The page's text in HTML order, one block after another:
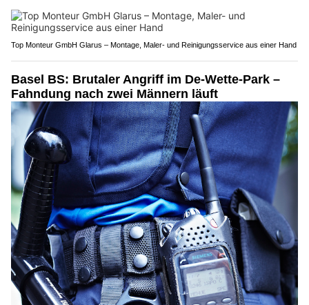
Top Monteur GmbH Glarus – Montage, Maler- und Reinigungsservice aus einer Hand
Basel BS: Brutaler Angriff im De-Wette-Park –
Fahndung nach zwei Männern läuft